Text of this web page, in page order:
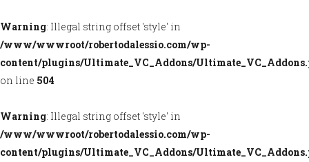
Warning: Illegal string offset 'style' in
/www/wwwroot/robertodalessio.com/wp-
content/plugins/Ultimate_VC_Addons/
on line 504
Warning: Illegal string offset 'style' in
/www/wwwroot/robertodalessio.com/wp-
content/plugins/Ultimate_VC_Addons/